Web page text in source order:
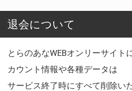
退会について
とらのあなWEBオンリーサイト
カウント情報や各種データは
サービス終了時にすべて削除い